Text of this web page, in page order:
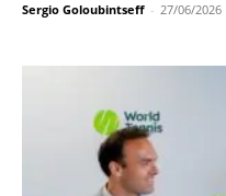
Sergio Goloubintseff - 27/06/2026